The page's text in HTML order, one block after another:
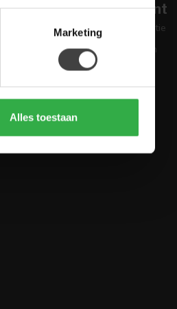
Marketing
Alles toestaan
Mijn account
Account informatie
Mijn bestellingen
Mijn tickets
Alle producten